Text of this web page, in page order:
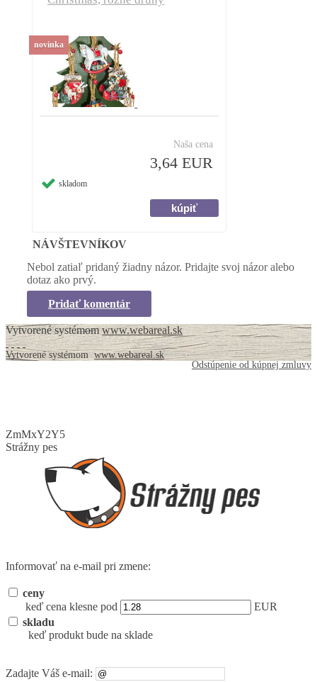
Naša cena
3,64 EUR
skladom
novinka
NÁVŠTEVNÍKOV
Nebol zatiaľ pridaný žiadny názor. Pridajte svoj názor alebo
dotaz ako prvý.
Pridať komentár
Vytvorené systémomwww.webareal.sk
Vytvorené systémom www.webareal.sk
Odstúpenie od kúpnej zmluvy
ZmMxY2Y5
Strážny pes
Informovať na e-mail pri zmene:
ceny
keď cena klesne pod
EUR
skladu
keď produkt bude na sklade
Zadajte Váš e-mail: